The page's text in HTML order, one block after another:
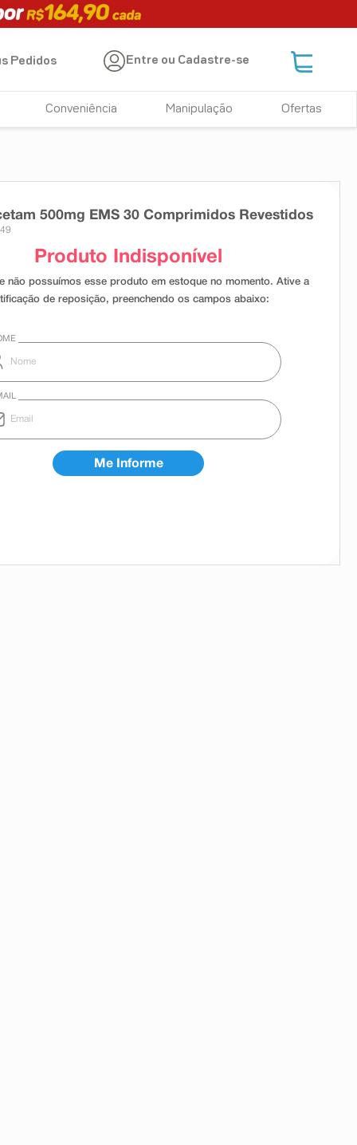
Pedidos Entre ou Cadastre-se
Conveniência Manipulação Ofertas
500mg EMS 30 Comprimidos Revestidos